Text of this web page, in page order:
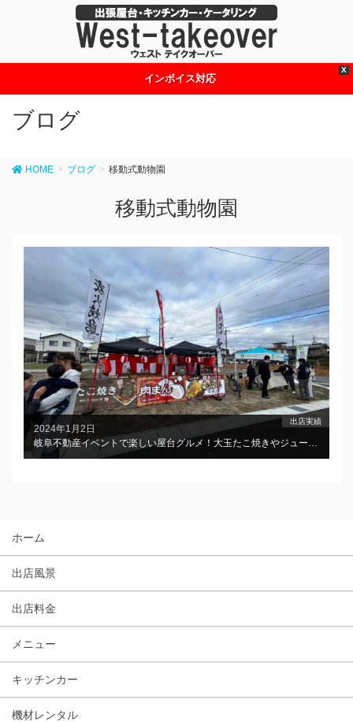
X
インボイス対応
ブログ
HOME ブログ 移動式動物園
移動式動物園
2024年1月2日
出店実績
ホーム
出店風景
出店料金
メニュー
キッチンカー
機材レンタル